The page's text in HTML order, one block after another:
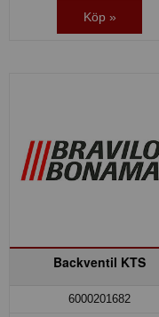
Köp »
Backventil KTS
6000201682